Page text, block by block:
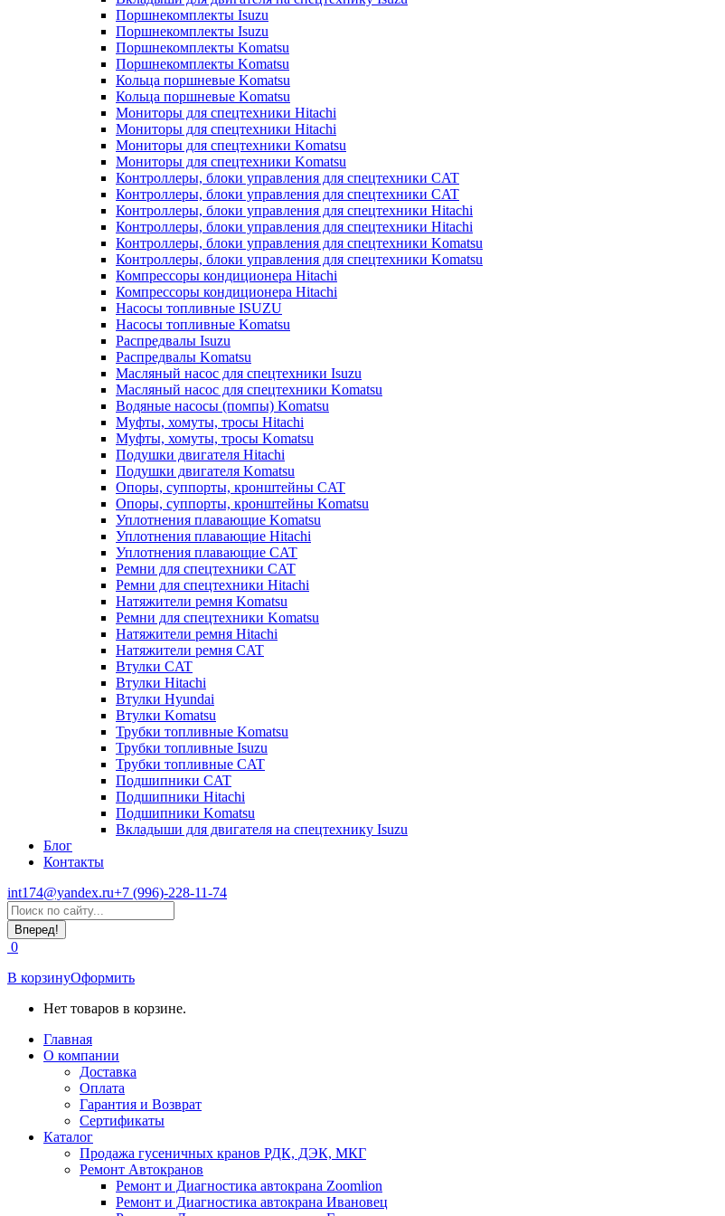
Поршнекомплекты Isuzu
Поршнекомплекты Isuzu
Поршнекомплекты Komatsu
Поршнекомплекты Komatsu
Кольца поршневые Komatsu
Кольца поршневые Komatsu
Мониторы для спецтехники Hitachi
Мониторы для спецтехники Hitachi
Мониторы для спецтехники Komatsu
Мониторы для спецтехники Komatsu
Контроллеры, блоки управления для спецтехники CAT
Контроллеры, блоки управления для спецтехники CAT
Контроллеры, блоки управления для спецтехники Hitachi
Контроллеры, блоки управления для спецтехники Hitachi
Контроллеры, блоки управления для спецтехники Komatsu
Контроллеры, блоки управления для спецтехники Komatsu
Компрессоры кондиционера Hitachi
Компрессоры кондиционера Hitachi
Насосы топливные ISUZU
Насосы топливные Komatsu
Распредвалы Isuzu
Распредвалы Komatsu
Масляный насос для спецтехники Isuzu
Масляный насос для спецтехники Komatsu
Водяные насосы (помпы) Komatsu
Муфты, хомуты, тросы Hitachi
Муфты, хомуты, тросы Komatsu
Подушки двигателя Hitachi
Подушки двигателя Komatsu
Опоры, суппорты, кронштейны CAT
Опоры, суппорты, кронштейны Komatsu
Уплотнения плавающие Komatsu
Уплотнения плавающие Hitachi
Уплотнения плавающие CAT
Ремни для спецтехники CAT
Ремни для спецтехники Hitachi
Натяжители ремня Komatsu
Ремни для спецтехники Komatsu
Натяжители ремня Hitachi
Натяжители ремня CAT
Втулки CAT
Втулки Hitachi
Втулки Hyundai
Втулки Komatsu
Трубки топливные Komatsu
Трубки топливные Isuzu
Трубки топливные CAT
Подшипники CAT
Подшипники Hitachi
Подшипники Komatsu
Вкладыши для двигателя на спецтехнику Isuzu
Блог
Контакты
int174@yandex.ru+7 (996)-228-11-74
Страница
WhatsApp
открывается
в
новом
окне
Поиск:
0
В корзинуОформить
Нет товаров в корзине.
Главная
О компании
Доставка
Оплата
Гарантия и Возврат
Сертификаты
Каталог
Продажа гусеничных кранов РДК, ДЭК, МКГ
Ремонт Автокранов
Ремонт и Диагностика автокрана Zoomlion
Ремонт и Диагностика автокрана Ивановец